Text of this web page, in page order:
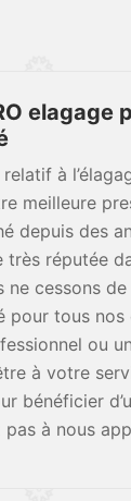
elagage
à
meilleure
depuis des
très réputée
ne cessons
pour tous nos
ou
à votre
bénéficier
pas à nous